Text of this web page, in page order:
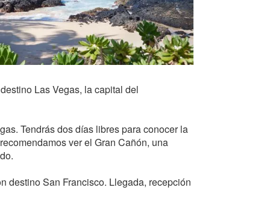
Las Vegas, la capital del
Tendrás dos días libres para conocer la
ver el Gran Cañón, una
destino San Francisco. Llegada, recepción